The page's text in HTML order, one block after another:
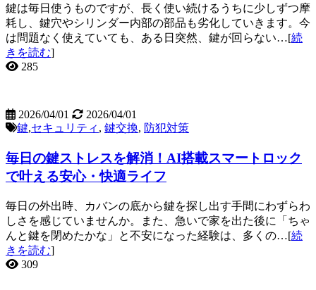
鍵は毎日使うものですが、長く使い続けるうちに少しずつ摩
耗し、鍵穴やシリンダー内部の部品も劣化していきます。今
は問題なく使えていても、ある日突然、鍵が回らない…[続
きを読む]
285
2026/04/01
2026/04/01
鍵,セキュリティ , 鍵交換, 防犯対策
毎日の鍵ストレスを解消！AI搭載スマートロック
で叶える安心・快適ライフ
毎日の外出時、カバンの底から鍵を探し出す手間にわずらわ
しさを感じていませんか。また、急いで家を出た後に「ちゃ
んと鍵を閉めたかな」と不安になった経験は、多くの…[続
きを読む]
309